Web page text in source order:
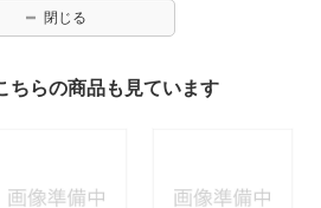
閉じる
ちらの商品も見ています